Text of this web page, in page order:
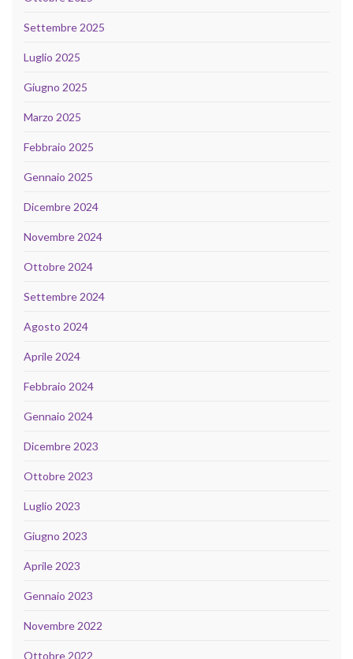
Settembre 2025
Luglio 2025
Giugno 2025
Marzo 2025
Febbraio 2025
Gennaio 2025
Dicembre 2024
Novembre 2024
Ottobre 2024
Settembre 2024
Agosto 2024
Aprile 2024
Febbraio 2024
Gennaio 2024
Dicembre 2023
Ottobre 2023
Luglio 2023
Giugno 2023
Aprile 2023
Gennaio 2023
Novembre 2022
Ottobre 2022